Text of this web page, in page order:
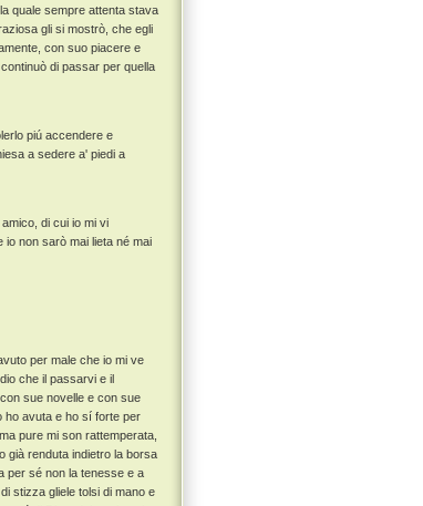
quale sempre attenta stava
gli si mostrò, che egli
con suo piacere e
di passar per quella
piú accendere e
a sedere a' piedi a
di cui io mi vi
non sarò mai lieta né mai
per male che io mi ve
che il passarvi e il
sue novelle e con sue
ho avuta e ho sí forte per
pure mi son rattemperata,
già renduta indietro la borsa
per sé non la tenesse e a
stizza gliele tolsi di mano e